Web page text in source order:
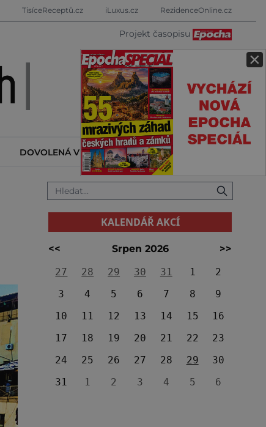
×
TisíceReceptů.cz iLuxus.cz RezidenceOnline.cz
Projekt časopisu
DOVOLENÁ V ZAHRANIČÍ KALENDÁŘ AKCÍ
KALENDÁŘ AKCÍ
<< Srpen 2026
>>
27
28 29 30 31 1
2
3
4 5 6 7 8
9
10
11 12 13 14 15
16
17
18 19 20 21 22
23
24
25 26 27 28 29
30
31
1 2 3 4 5 6